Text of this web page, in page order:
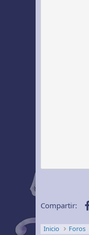
Compartir:
Inicio Foros